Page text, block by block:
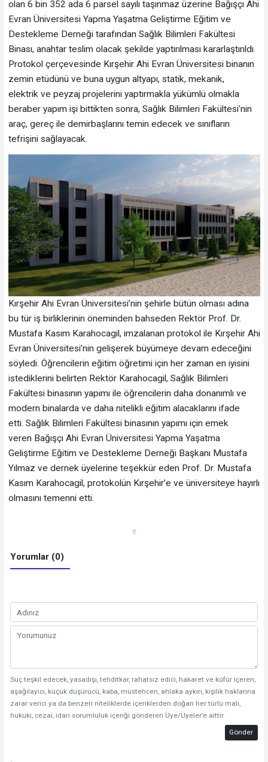
olan 6 bin 352 ada 6 parsel sayılı taşınmaz üzerine Bağışçı Ahi
Evran Üniversitesi Yapma Yaşatma Geliştirme Eğitim ve
Destekleme Derneği tarafından Sağlık Bilimleri Fakültesi
Binası, anahtar teslim olacak şekilde yaptırılması kararlaştırıldı.
Protokol çerçevesinde Kırşehir Ahi Evran Üniversitesi binanın
zemin etüdünü ve buna uygun altyapı, statik, mekanik,
elektrik ve peyzaj projelerini yaptırmakla yükümlü olmakla
beraber yapım işi bittikten sonra, Sağlık Bilimleri Fakültesi'nin
araç, gereç ile demirbaşlarını temin edecek ve sınıfların
tefrişini sağlayacak.
Kırşehir Ahi Evran Üniversitesi’nin şehirle bütün olması adına
bu tür iş birliklerinin öneminden bahseden Rektör Prof. Dr.
Mustafa Kasım Karahocagil, imzalanan protokol ile Kırşehir Ahi
Evran Üniversitesi’nin gelişerek büyümeye devam edeceğini
söyledi. Öğrencilerin eğitim öğretimi için her zaman en iyisini
istediklerini belirten Rektör Karahocagil, Sağlık Bilimleri
Fakültesi binasının yapımı ile öğrencilerin daha donanımlı ve
modern binalarda ve daha nitelikli eğitim alacaklarını ifade
etti. Sağlık Bilimleri Fakültesi binasının yapımı için emek
veren Bağışçı Ahi Evran Üniversitesi Yapma Yaşatma
Geliştirme Eğitim ve Destekleme Derneği Başkanı Mustafa
Yılmaz ve dernek üyelerine teşekkür eden Prof. Dr. Mustafa
Kasım Karahocagil, protokolün Kırşehir’e ve üniversiteye hayırlı
olmasını temenni etti.
#
Yorumlar (0)
Suç teşkil edecek, yasadışı, tehditkar, rahatsız edici, hakaret ve küfür içeren,
aşağılayıcı, küçük düşürücü, kaba, müstehcen, ahlaka aykırı, kişilik haklarına
zarar verici ya da benzeri niteliklerde içeriklerden doğan her türlü mali,
hukuki, cezai, idari sorumluluk içeriği gönderen Üye/Üyeler’e aittir.
Gönder